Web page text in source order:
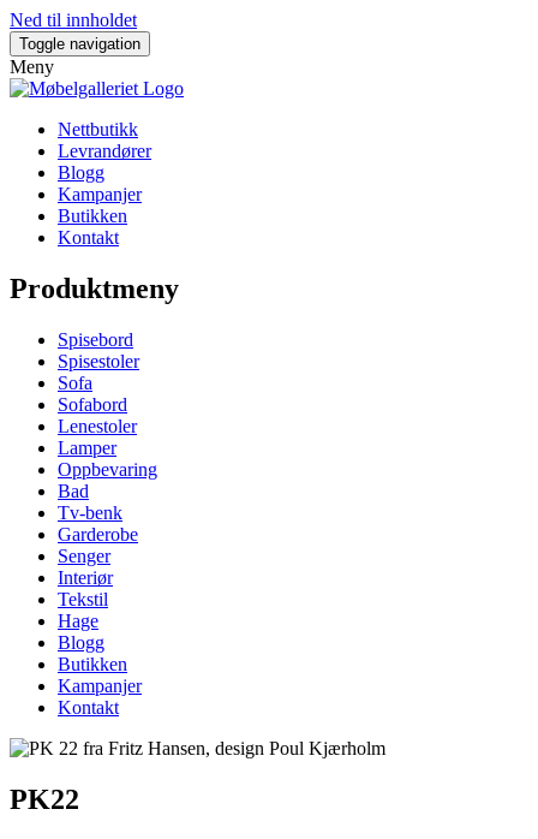
Ned til innholdet
Toggle navigation
Meny
Nettbutikk
Levrandører
Blogg
Kampanjer
Butikken
Kontakt
Produktmeny
Spisebord
Spisestoler
Sofa
Sofabord
Lenestoler
Lamper
Oppbevaring
Bad
Tv-benk
Garderobe
Senger
Interiør
Tekstil
Hage
Blogg
Butikken
Kampanjer
Kontakt
PK22